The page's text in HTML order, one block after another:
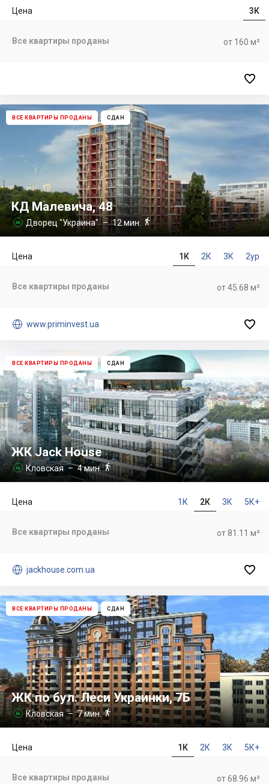
3К
Цена
от 160 м²
Все квартиры проданы

ВСЕ КВАРТИРЫ ПРОДАНЫ СДАН
КД Малевича, 48
 Дворец "Украина"– 12 мин. 
1К 2К 3К 2ур
Цена
от 45.68 м²
Все квартиры проданы
 www.priminvest.ua 
ВСЕ КВАРТИРЫ ПРОДАНЫ СДАН
ЖК Jack House
 Кловская– 4 мин.
1К 2К 3К 5К+
Цена
от 81.11 м²
Все квартиры проданы
 jackhouse.com.ua 
ВСЕ КВАРТИРЫ ПРОДАНЫ СДАН
ЖК по бул. Леси Украинки, 7Б
 Кловская– 7 мин.
1К 2К 3К 5К+
Цена
от 68.96 м²
Все квартиры проданы